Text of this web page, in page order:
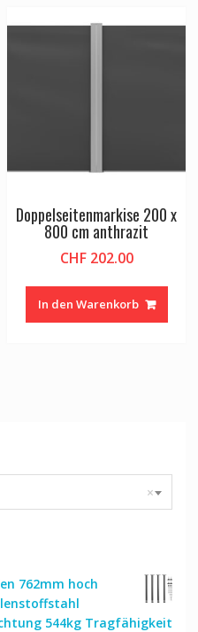
Doppelseitenmarkise 200 x
800 cm anthrazit
CHF202.00
In den Warenkorb
×
762mm hoch
544kg Tragfähigkeit